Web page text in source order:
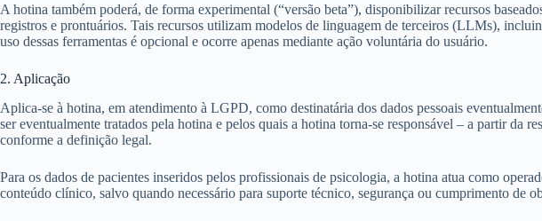
A hotina também poderá, de forma experimental (“versão beta”), disponibilizar recursos
registros e prontuários. Tais recursos utilizam modelos de linguagem de terceiros (LLMs),
uso dessas ferramentas é opcional e ocorre apenas mediante ação voluntária do usuário.
2. Aplicação
Aplica-se à hotina, em atendimento à LGPD, como destinatária dos dados pessoais
ser eventualmente tratados pela hotina e pelos quais a hotina torna-se responsável – a partir da
conforme a definição legal.
Para os dados de pacientes inseridos pelos profissionais de psicologia, a hotina atua como
conteúdo clínico, salvo quando necessário para suporte técnico, segurança ou cumprimento de